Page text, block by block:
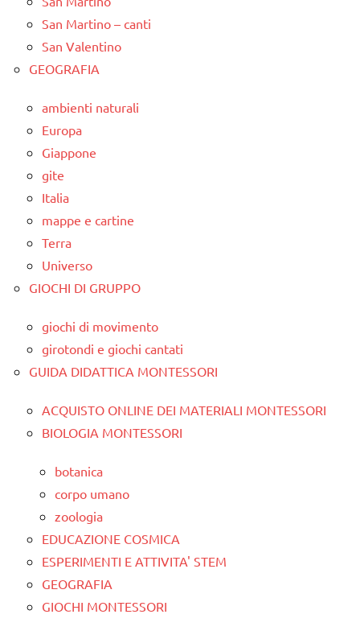
San Martino – canti
San Valentino
GEOGRAFIA
ambienti naturali
Europa
Giappone
gite
Italia
mappe e cartine
Terra
Universo
GIOCHI DI GRUPPO
giochi di movimento
girotondi e giochi cantati
GUIDA DIDATTICA MONTESSORI
ACQUISTO ONLINE DEI MATERIALI MONTESSORI
BIOLOGIA MONTESSORI
botanica
corpo umano
zoologia
EDUCAZIONE COSMICA
ESPERIMENTI E ATTIVITA' STEM
GEOGRAFIA
GIOCHI MONTESSORI